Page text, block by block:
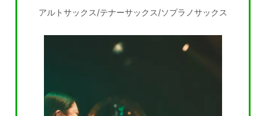
アルトサックス/テナーサックス/ソプラノサックス